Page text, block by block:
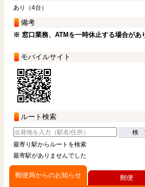
あり（4台）
備考
※ 窓口業務、ATMを一時休止する場合があ
モバイルサイト
ルート検索
検
最寄り駅からルートを検索
最寄駅がありませんでした
郵便局からのお知らせ 郵便